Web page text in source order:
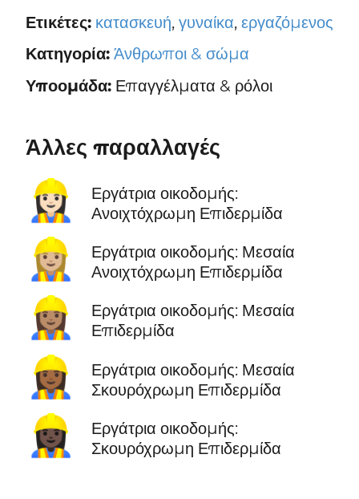
Ετικέτες: κατασκευή, γυναίκα, εργαζόμενος
Κατηγορία: Άνθρωποι & σώμα
Υποομάδα:Επαγγέλματα & ρόλοι
Άλλες παραλλαγές
👷🏻‍♀️
Εργάτρια οικοδομής:
Ανοιχτόχρωμη Επιδερμίδα
👷🏼‍♀️
Εργάτρια οικοδομής: Μεσαία
Ανοιχτόχρωμη Επιδερμίδα
👷🏽‍♀️
Εργάτρια οικοδομής: Μεσαία
Επιδερμίδα
👷🏾‍♀️
Εργάτρια οικοδομής: Μεσαία
Σκουρόχρωμη Επιδερμίδα
👷🏿‍♀️
Εργάτρια οικοδομής:
Σκουρόχρωμη Επιδερμίδα